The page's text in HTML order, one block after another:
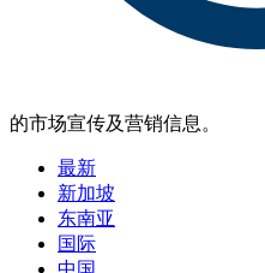
的市场宣传及营销信息。
最新
新加坡
东南亚
国际
中国